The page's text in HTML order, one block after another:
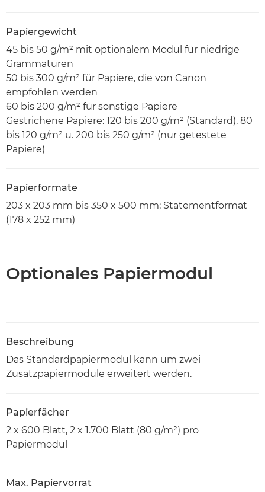
Papiergewicht
45 bis 50 g/m² mit optionalem Modul für niedrige
Grammaturen
50 bis 300 g/m² für Papiere, die von Canon
empfohlen werden
60 bis 200 g/m² für sonstige Papiere
Gestrichene Papiere: 120 bis 200 g/m² (Standard), 80
bis 120 g/m² u. 200 bis 250 g/m² (nur getestete
Papiere)
Papierformate
203 x 203 mm bis 350 x 500 mm; Statementformat
(178 x 252 mm)
Optionales Papiermodul
Beschreibung
Das Standardpapiermodul kann um zwei
Zusatzpapiermodule erweitert werden.
Papierfächer
2 x 600 Blatt, 2 x 1.700 Blatt (80 g/m²) pro
Papiermodul
Max. Papiervorrat